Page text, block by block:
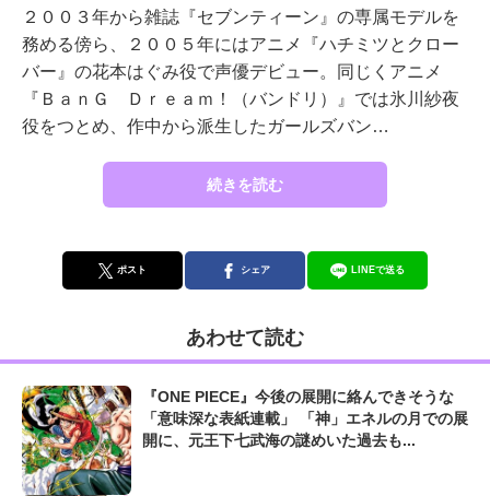
２００３年から雑誌『セブンティーン』の専属モデルを
務める傍ら、２００５年にはアニメ『ハチミツとクロー
バー』の花本はぐみ役で声優デビュー。同じくアニメ
『ＢａｎＧ Ｄｒｅａｍ！（バンドリ）』では氷川紗夜
役をつとめ、作中から派生したガールズバン…
続きを読む
ポスト シェア LINEで送る
あわせて読む
『ONE PIECE』今後の展開に絡んできそうな
「意味深な表紙連載」 「神」エネルの月での展
開に、元王下七武海の謎めいた過去も...